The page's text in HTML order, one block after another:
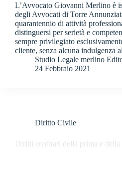
L’Avvocato Giovanni Merlino è
degli Avvocati di Torre
quarantennio di attività
distinguersi per serietà e
sempre privilegiato
cliente, senza alcuna indulgenza
Studio Legale merlino
24 Febbraio 2021
Diritto Civile
Diritti ereditari della prima e della